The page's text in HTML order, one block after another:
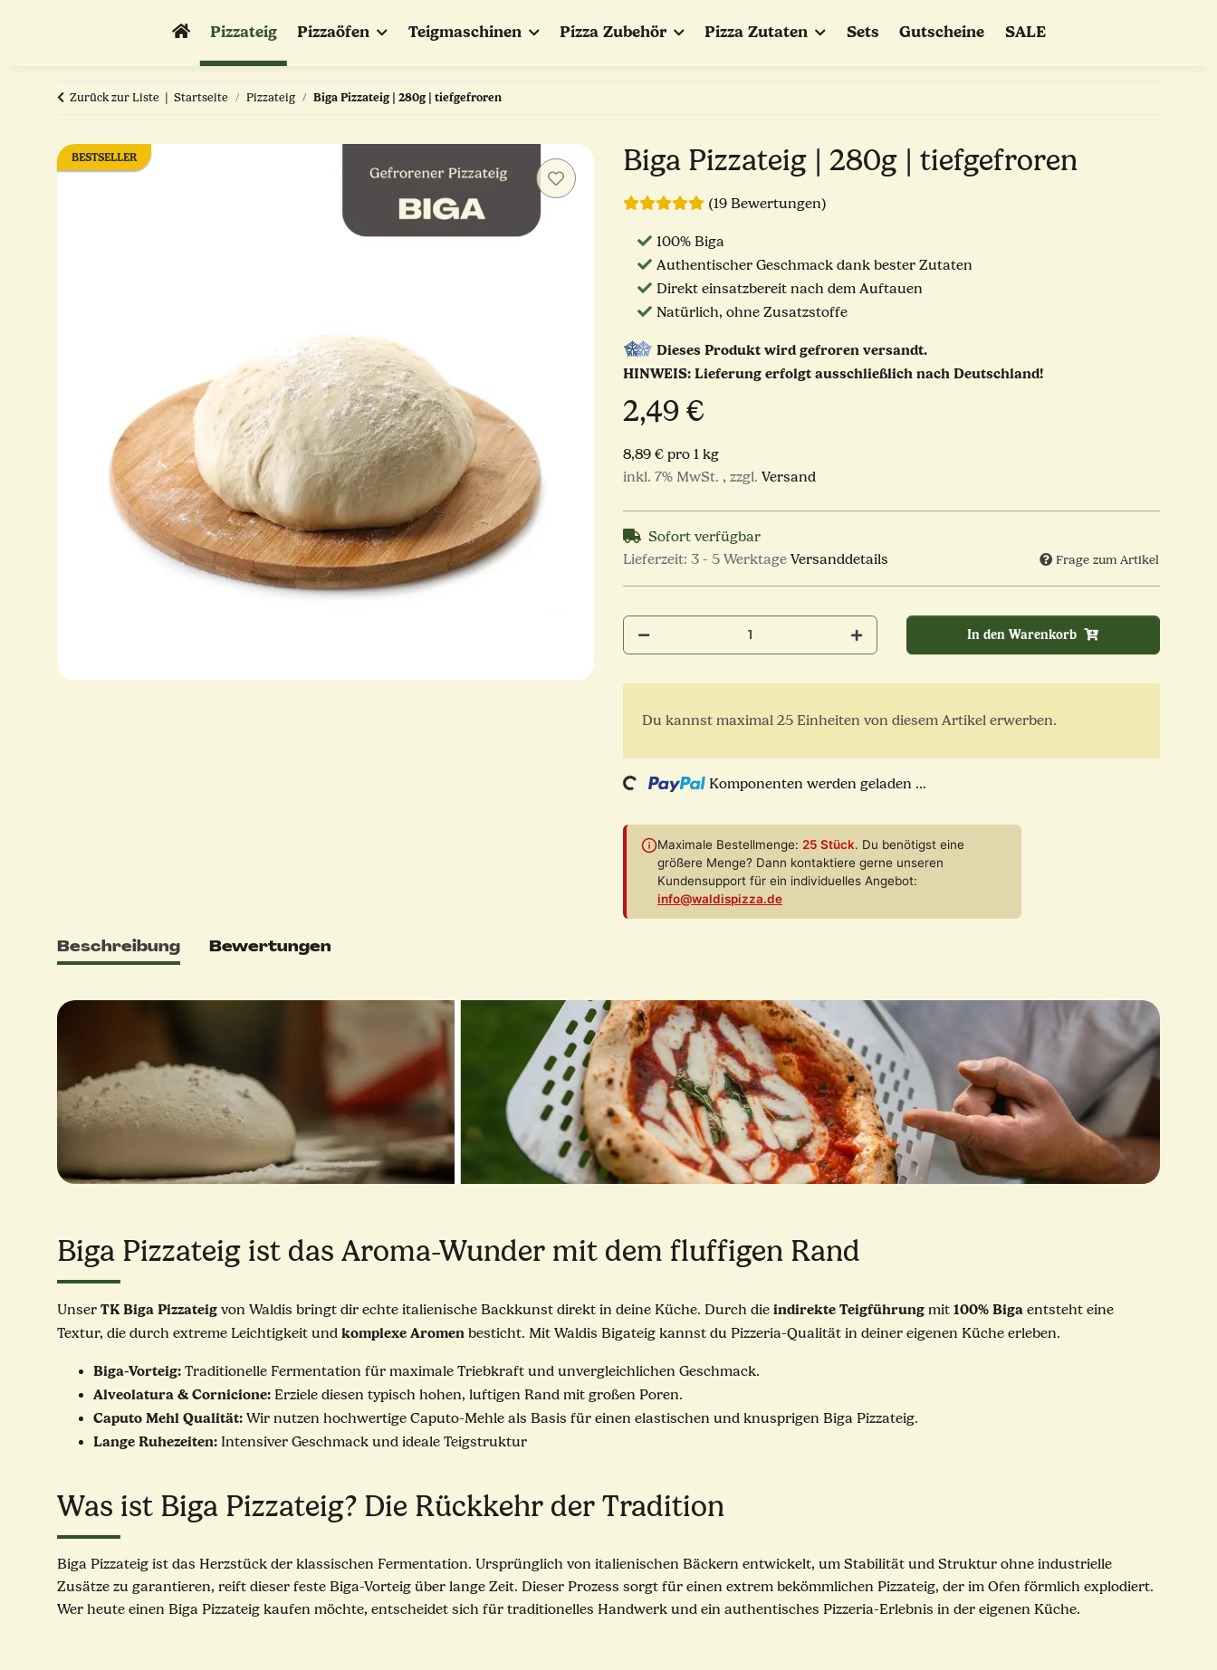
Pizzateig Pizzaöfen Teigmaschinen Pizza Zubehör Pizza Zutaten Sets Gutscheine SALE
Zurück zur Liste Startseite Pizzateig Biga Pizzateig | 280g | tiefgefroren
BESTSELLER Biga Pizzateig | 280g | tiefgefroren
(19 Bewertungen)
100% Biga
Authentischer Geschmack dank bester Zutaten
Direkt einsatzbereit nach dem Auftauen
Natürlich, ohne Zusatzstoffe
Dieses Produkt wird gefroren versandt.
HINWEIS: Lieferung erfolgt ausschließlich nach Deutschland!
2,49 €
8,89 € pro 1 kg
inkl. 7% MwSt. , zzgl. Versand
Sofort verfügbar
Lieferzeit: 3 - 5 Werktage Versanddetails Frage zum Artikel
In den Warenkorb
Du kannst maximal 25 Einheiten von diesem Artikel erwerben.
Loading... Komponenten werden geladen ...
Maximale Bestellmenge: 25 Stück. Du benötigst eine
größere Menge? Dann kontaktiere gerne unseren
Kundensupport für ein individuelles Angebot:
info@waldispizza.de
Beschreibung Bewertungen
Biga Pizzateig ist das Aroma-Wunder mit dem fluffigen Rand
Unser TK Biga Pizzateig von Waldis bringt dir echte italienische Backkunst direkt in deine Küche. Durch die indirekte Teigführung mit 100% Biga entsteht eine
Textur, die durch extreme Leichtigkeit und komplexe Aromen besticht. Mit Waldis Bigateig kannst du Pizzeria-Qualität in deiner eigenen Küche erleben.
Biga-Vorteig: Traditionelle Fermentation für maximale Triebkraft und unvergleichlichen Geschmack.
Alveolatura & Cornicione: Erziele diesen typisch hohen, luftigen Rand mit großen Poren.
Caputo Mehl Qualität: Wir nutzen hochwertige Caputo-Mehle als Basis für einen elastischen und knusprigen Biga Pizzateig.
Lange Ruhezeiten: Intensiver Geschmack und ideale Teigstruktur
Was ist Biga Pizzateig? Die Rückkehr der Tradition
Biga Pizzateig ist das Herzstück der klassischen Fermentation. Ursprünglich von italienischen Bäckern entwickelt, um Stabilität und Struktur ohne industrielle
Zusätze zu garantieren, reift dieser feste Biga-Vorteig über lange Zeit. Dieser Prozess sorgt für einen extrem bekömmlichen Pizzateig, der im Ofen förmlich explodiert.
Wer heute einen Biga Pizzateig kaufen möchte, entscheidet sich für traditionelles Handwerk und ein authentisches Pizzeria-Erlebnis in der eigenen Küche.